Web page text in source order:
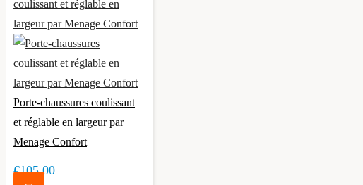
Porte-chaussures coulissant
et réglable en largeur par
Menage Confort
€105.00